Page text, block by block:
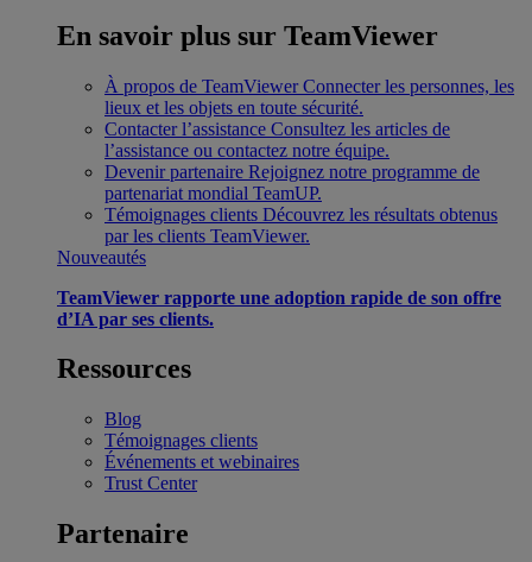
En savoir plus sur TeamViewer
À propos de TeamViewer Connecter les personnes, les
lieux et les objets en toute sécurité.
Contacter l’assistance Consultez les articles de
l’assistance ou contactez notre équipe.
Devenir partenaire Rejoignez notre programme de
partenariat mondial TeamUP.
Témoignages clients Découvrez les résultats obtenus
par les clients TeamViewer.
Nouveautés
TeamViewer rapporte une adoption rapide de son offre
d’IA par ses clients.
Ressources
Blog
Témoignages clients
Événements et webinaires
Trust Center
Partenaire